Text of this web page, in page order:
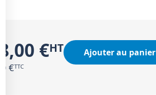
€
€
Ajouter au panier